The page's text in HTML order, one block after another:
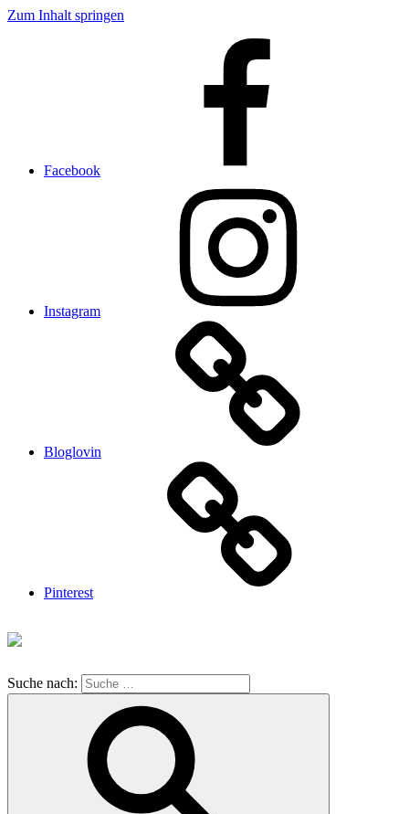
Zum Inhalt springen
Facebook
Instagram
Bloglovin
Pinterest
Suche nach: